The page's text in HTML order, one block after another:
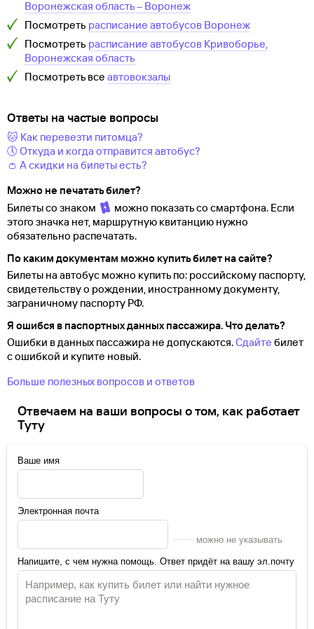
Воронежская область– Воронеж
Посмотреть расписание автобусов Воронеж
Посмотреть расписание автобусов Кривоборье,
Воронежская область
Посмотреть все автовокзалы
Ответы на частые вопросы
🐱 Как перевезти питомца?
🕔 Откуда и когда отправится автобус?
👛 А скидки на билеты есть?
Можно не печатать билет?
Билеты со знаком
можно показать со смартфона. Если
этого значка нет, маршрутную квитанцию нужно
обязательно распечатать.
По каким документам можно купить билет на сайте?
Билеты на автобус можно купить по: российскому паспорту,
свидетельству о рождении, иностранному документу,
заграничному паспорту РФ.
Я ошибся в паспортных данных пассажира. Что делать?
Ошибки в данных пассажира не допускаются.Сдайте билет
с ошибкой и купите новый.
Больше полезных вопросов и ответов
Отвечаем на ваши вопросы о том, как работает
Туту
Ваше имя
Электронная почта
можно не указывать
Напишите, с чем нужна помощь. Ответ придёт на вашу эл.почту